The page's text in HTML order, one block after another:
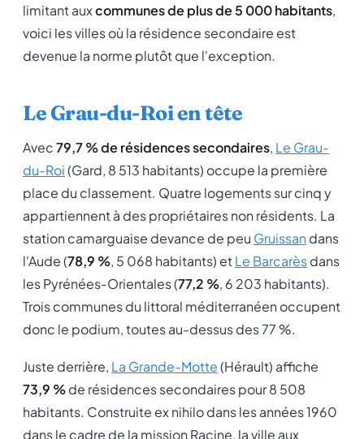
limitant auxcommunes de plus de 5 000 habitants,
voici les villes où la résidence secondaire est
devenue la norme plutôt que l'exception.
Le Grau-du-Roi en tête
Avec79,7 % de résidences secondaires, Le Grau-
du-Roi(Gard, 8 513 habitants) occupe la première
place du classement. Quatre logements sur cinq y
appartiennent à des propriétaires non résidents. La
station camarguaise devance de peu Gruissandans
l'Aude (78,9 %, 5 068 habitants) etLe Barcarèsdans
les Pyrénées-Orientales (77,2 %, 6 203 habitants).
Trois communes du littoral méditerranéen occupent
donc le podium, toutes au-dessus des 77 %.
Juste derrière, La Grande-Motte(Hérault) affiche
73,9 %de résidences secondaires pour 8 508
habitants. Construite ex nihilo dans les années 1960
dans le cadre de la mission Racine, la ville aux